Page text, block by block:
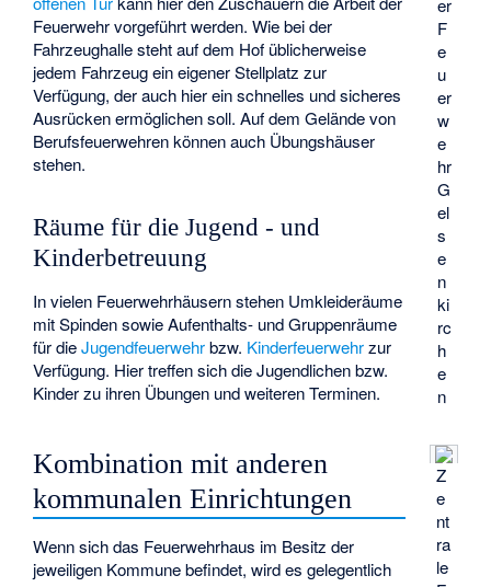
er
F
e
u
er
w
e
hr
G
el
s
e
n
ki
rc
h
e
n
Feuerwehr vorgeführt werden. Wie bei der
Fahrzeughalle steht auf dem Hof üblicherweise
jedem Fahrzeug ein eigener Stellplatz zur
Verfügung, der auch hier ein schnelles und sicheres
Ausrücken ermöglichen soll. Auf dem Gelände von
Berufsfeuerwehren können auch Übungshäuser
stehen.
Z
e
nt
ra
le
Räume für die Jugend - und
Kinderbetreuung
In vielen Feuerwehrhäusern stehen Umkleideräume
mit Spinden sowie Aufenthalts- und Gruppenräume
für dieJugendfeuerwehrbzw. Kinderfeuerwehrzur
Verfügung. Hier treffen sich die Jugendlichen bzw.
Kinder zu ihren Übungen und weiteren Terminen.
Kombination mit anderen
kommunalen Einrichtungen
Wenn sich das Feuerwehrhaus im Besitz der
jeweiligen Kommune befindet, wird es gelegentlich